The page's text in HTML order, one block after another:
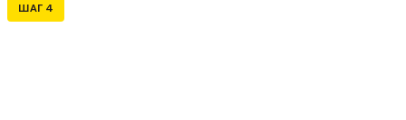
ШАГ 4